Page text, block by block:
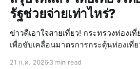
รัฐช่วยจ่ายเท่าไหร่?
ข่าวดีเอาใจสายเที่ยว! กระทรวงท่องเ
เพื่อขับเคลื่อนมาตรการกระตุ้นท่องเที่
21 ก.ค. 2026 3 min read